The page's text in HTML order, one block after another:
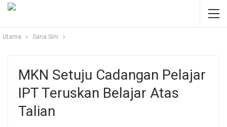
Utama Sana Sini
MKN Setuju Cadangan Pelajar
IPT Teruskan Belajar Atas
Talian